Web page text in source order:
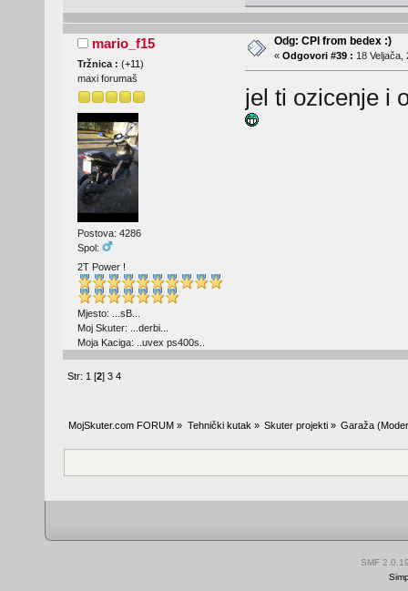
mario_f15
Tržnica : (+11)
maxi forumaš
Postova: 4286
Spol:
2T Power !
Mjesto: ...sB...
Moj Skuter: ...derbi...
Moja Kaciga: ..uvex ps400s..
Odg: CPI from bedex :)
« Odgovori #39 : 18 Veljača,
jel ti ozicenje i
Str: 1 [2]3 4
MojSkuter.com FORUM » Tehnički kutak » Skuter projekti» Garaža
SMF